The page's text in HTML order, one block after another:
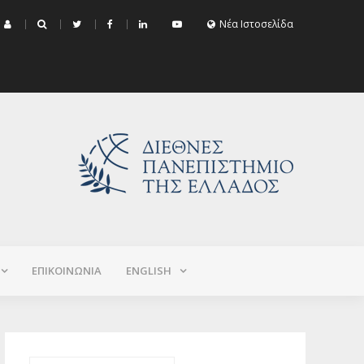
Εξεταστικής Σεπτεμβρίου 2026 (Χειμερινό+Εαρινό 2025-2026)
Νέα Ιστοσελίδα
ΕΠΙΚΟΙΝΩΝΙΑ ΕNGLISH